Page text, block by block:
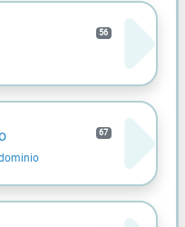
56
67